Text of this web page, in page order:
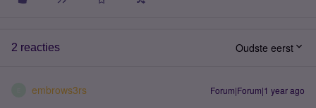
2 reacties Oudste eerst
embrows3rs Forum|Forum|1 year ago